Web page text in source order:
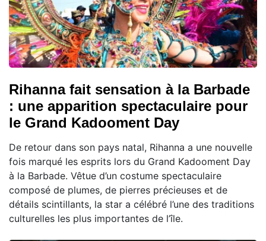
Rihanna fait sensation à la Barbade
: une apparition spectaculaire pour
le Grand Kadooment Day
De retour dans son pays natal, Rihanna a une nouvelle
fois marqué les esprits lors du Grand Kadooment Day
à la Barbade. Vêtue d’un costume spectaculaire
composé de plumes, de pierres précieuses et de
détails scintillants, la star a célébré l’une des traditions
culturelles les plus importantes de l’île.